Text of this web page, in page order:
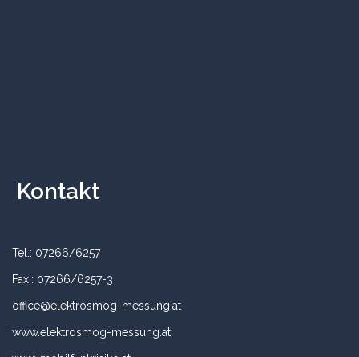
Kontakt
Tel.: 07266/6257
Fax.: 07266/6257-3
office@elektrosmog-messung.at
www.elektrosmog-messung.at